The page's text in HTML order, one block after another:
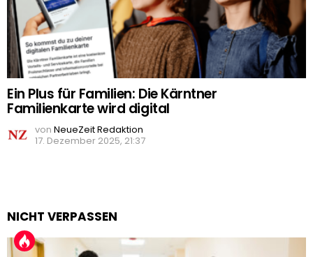
Ein Plus für Familien: Die Kärntner
Familienkarte wird digital
von NeueZeit Redaktion
17. Dezember 2025, 21:37
NICHT VERPASSEN